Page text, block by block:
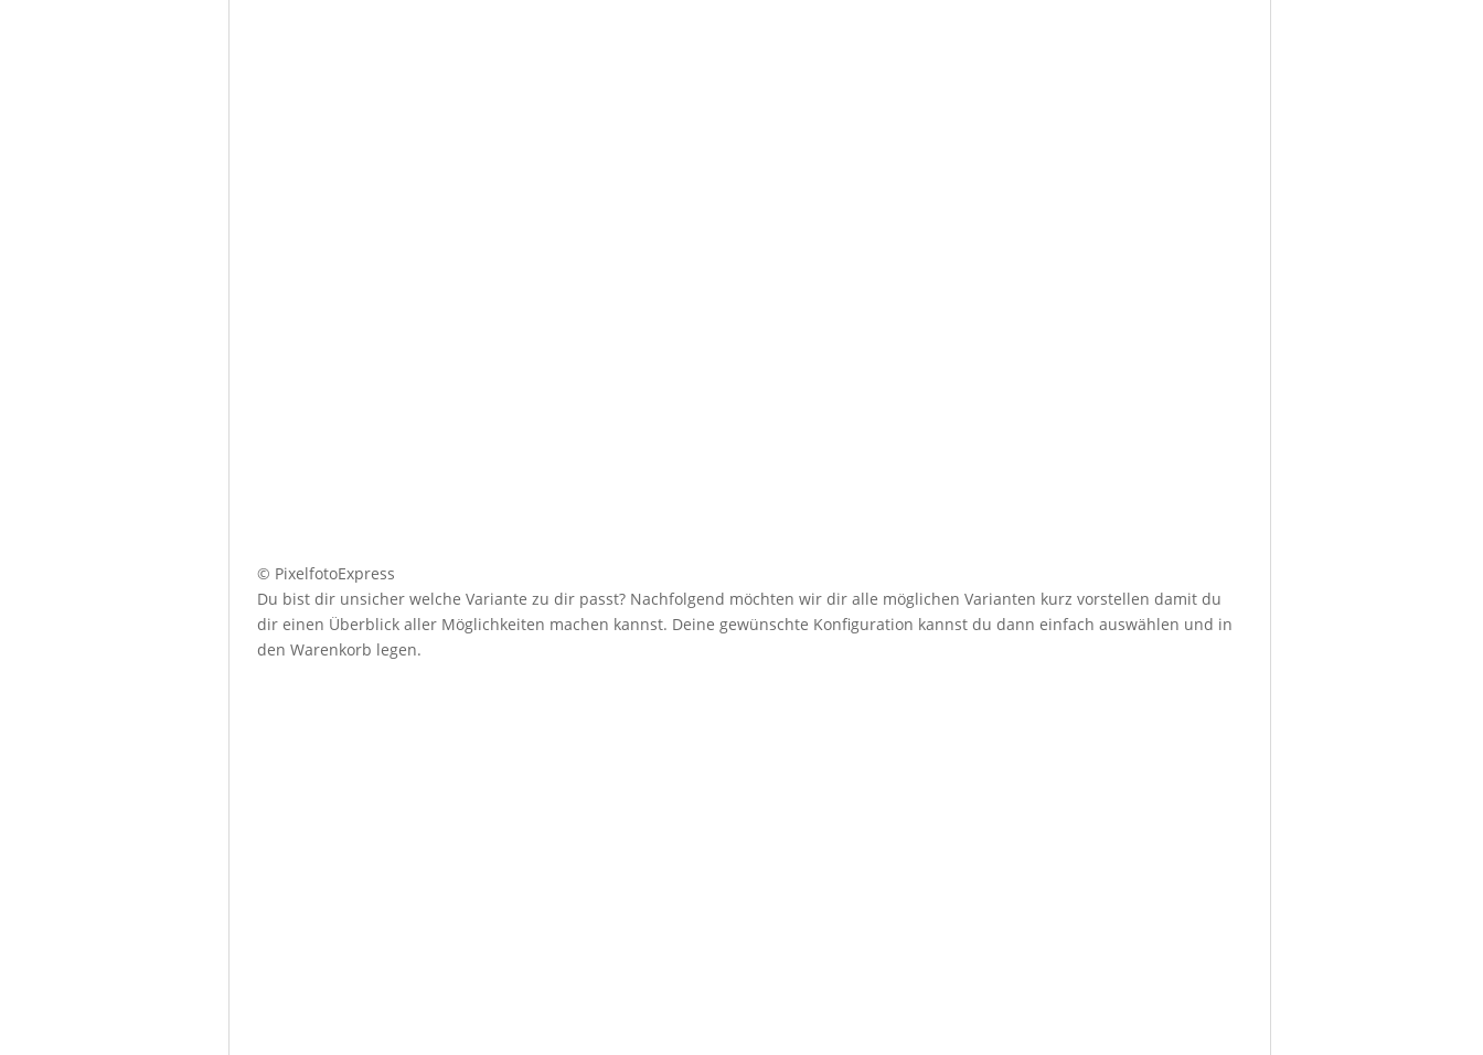
© PixelfotoExpress
Du bist dir unsicher welche Variante zu dir passt? Nachfolgend möchten wir dir alle möglichen Varianten kurz vorstellen damit du
dir einen Überblick aller Möglichkeiten machen kannst. Deine gewünschte Konfiguration kannst du dann einfach auswählen und in
den Warenkorb legen.